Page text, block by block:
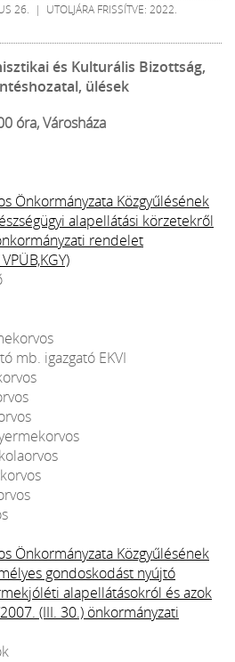
26. | UTOLJÁRA FRISSÍTVE: 2022.
és Kulturális Bizottság,
ülések
óra, Városháza
Önkormányzata Közgyűlésének
alapellátási körzetekről
rendelet
mb. igazgató EKVI
Önkormányzata Közgyűlésének
gondoskodást nyújtó
alapellátásokról és azok
(III. 30.) önkormányzati